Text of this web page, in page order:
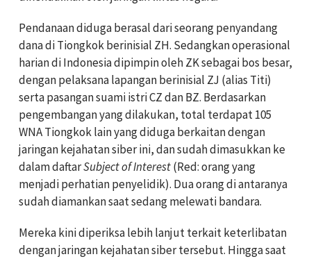
Pendanaan diduga berasal dari seorang penyandang
dana di Tiongkok berinisial ZH. Sedangkan operasional
harian di Indonesia dipimpin oleh ZK sebagai bos besar,
dengan pelaksana lapangan berinisial ZJ (alias Titi)
serta pasangan suami istri CZ dan BZ. Berdasarkan
pengembangan yang dilakukan, total terdapat 105
WNA Tiongkok lain yang diduga berkaitan dengan
jaringan kejahatan siber ini, dan sudah dimasukkan ke
dalam daftarSubject of Interest(Red: orang yang
menjadi perhatian penyelidik). Dua orang di antaranya
sudah diamankan saat sedang melewati bandara.
Mereka kini diperiksa lebih lanjut terkait keterlibatan
dengan jaringan kejahatan siber tersebut. Hingga saat